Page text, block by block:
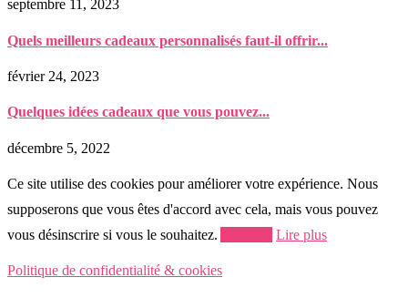
septembre 11, 2023
Quels meilleurs cadeaux personnalisés faut-il offrir...
février 24, 2023
Quelques idées cadeaux que vous pouvez...
décembre 5, 2022
Ce site utilise des cookies pour améliorer votre expérience. Nous
supposerons que vous êtes d'accord avec cela, mais vous pouvez
vous désinscrire si vous le souhaitez.
Lire plus
Politique de confidentialité & cookies